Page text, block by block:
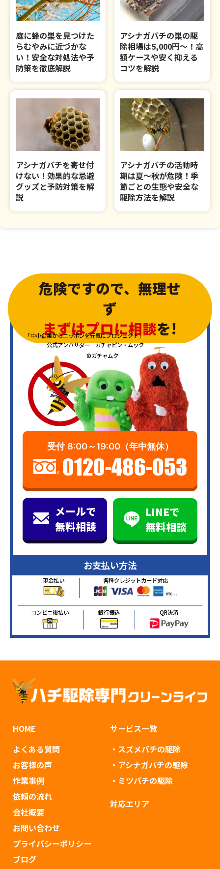
庭に蜂の巣を見つけた
らむやみに近づかな
い！安全な対処法や予
防策を徹底解説
アシナガバチの巣の駆
除相場は5,000円～！高
額ケースや安く抑える
コツを解説
アシナガバチを寄せ付
けない！効果的な忌避
グッズと予防対策を解
説
アシナガバチの活動時
期は夏～秋が危険！季
節ごとの生態や安全な
駆除方法を解説
危険ですので、無理せ
ず
まずはプロに相談を!
「中小企業からニッポンを元気にプロジェクト」
公式アンバサダー ガチャピン・ムック
©ガチャムク
0120-486-053
受付8:00～19:00（年中無休）
メールで
無料相談
LINEで
無料相談
お支払い方法
現金払い 各種クレジットカード対応
コンビニ後払い 銀行振込 QR決済
HOME
よくある質問
お客様の声
作業事例
依頼の流れ
会社概要
お問い合わせ
プライバシーポリシー
ブログ
サービス一覧
・スズメバチの駆除
・アシナガバチの駆除
・ミツバチの駆除
対応エリア